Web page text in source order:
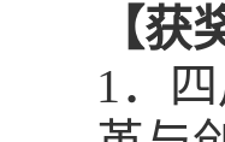
【获
1．